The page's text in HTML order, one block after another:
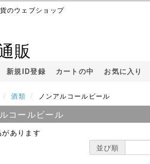
のウェブショップ
販
新規ID登録 カートの中 お気に入り
酒類 ノンアルコールビール
コールビール
あります
並び順